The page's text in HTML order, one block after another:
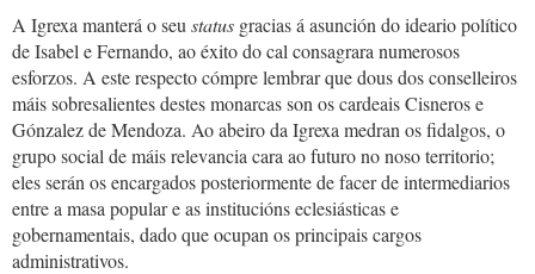
A Igrexa manterá o seu status gracias á asunción do ideario político
de Isabel e Fernando, ao éxito do cal consagrara numerosos
esforzos. A este respecto cómpre lembrar que dous dos conselleiros
máis sobresalientes destes monarcas son os cardeais Cisneros e
Gónzalez de Mendoza. Ao abeiro da Igrexa medran os fidalgos, o
grupo social de máis relevancia cara ao futuro no noso territorio;
eles serán os encargados posteriormente de facer de intermediarios
entre a masa popular e as institucións eclesiásticas e
gobernamentais, dado que ocupan os principais cargos
administrativos.